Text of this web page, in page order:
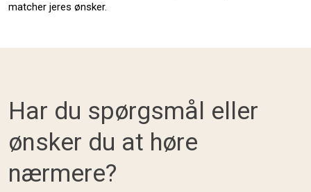
matcher jeres ønsker.
Har du spørgsmål eller ​
ønsker du at høre
nærmere?